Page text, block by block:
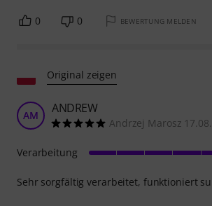
0 0 BEWERTUNG MELDEN
Original zeigen
AM ANDREW
Andrzej Marosz
Sehr sorgfältig verarbeitet, funktioniert
Verarbeitung